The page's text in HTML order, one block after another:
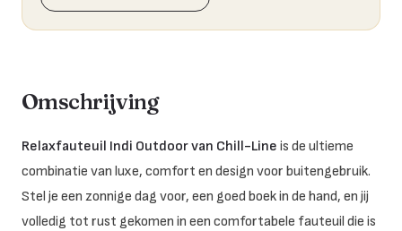
Omschrijving
Relaxfauteuil Indi Outdoor van Chill-Line is de ultieme
combinatie van luxe, comfort en design voor buitengebruik.
Stel je een zonnige dag voor, een goed boek in de hand, en jij
volledig tot rust gekomen in een comfortabele fauteuil die is